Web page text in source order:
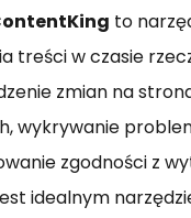
to
treści w czasie
zmian na
wykrywanie
zgodności z
idealnym